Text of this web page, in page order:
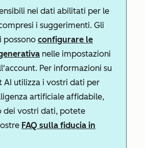
nei dati abilitati per le
i suggerimenti. Gli
possono configurare le
nelle impostazioni
Per informazioni su
AI utilizza i vostri dati per
artificiale affidabile,
dei vostri dati, potete
FAQ sulla fiducia in